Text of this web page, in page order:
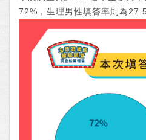
72%，生理男性填答率則為